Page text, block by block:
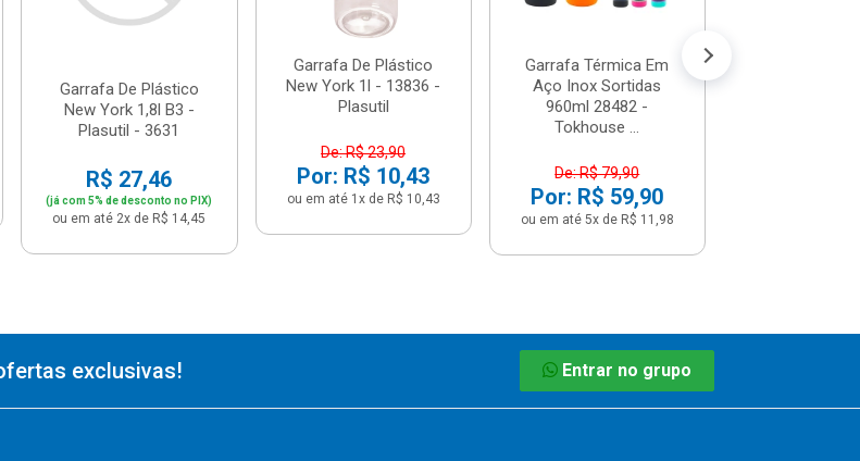
Garrafa De Plástico
New York 1,8l B3 -
Plasutil - 3631
R$ 27,46
(já com 5% de desconto no PIX)
ou em até 2x de R$ 14,45
Garrafa De Plástico
New York 1l - 13836 -
Plasutil
De: R$ 23,90
Por: R$ 10,43
ou em até 1x de R$ 10,43
Garrafa Térmica Em
Aço Inox Sortidas
960ml 28482 -
Tokhouse ...
De: R$ 79,90
Por: R$ 59,90
ou em até 5x de R$ 11,98
exclusivas! Entrar no grupo